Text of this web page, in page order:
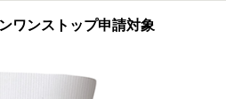
ワンストップ申請対象